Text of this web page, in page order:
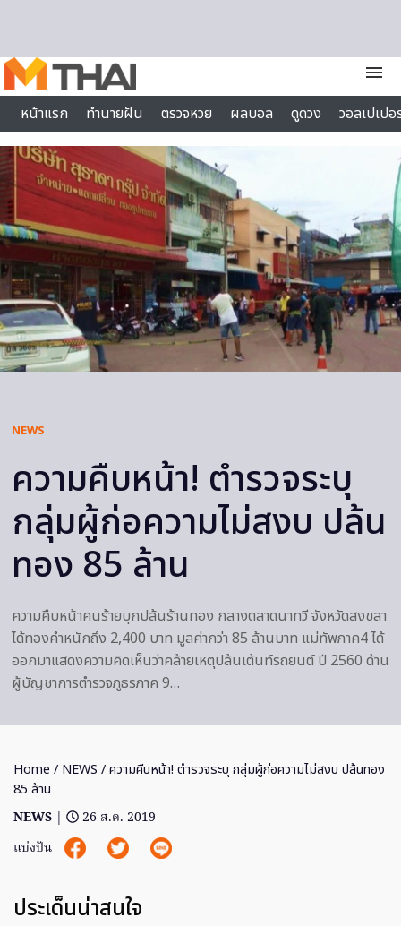
menu
หน้าแรก
ทำนายฝัน ตรวจหวย ผลบอล ดูดวง
วอลเปเป
ไลฟ์สไตล์
NEWS
ความคืบหน้า! ตำรวจระบุ
กลุ่มผู้ก่อความไม่สงบ ปล้น
ทอง 85 ล้าน
ความคืบหน้าคนร้ายบุกปล้นร้านทอง กลางตลาดนาทวี จังหวัดสงขลา
ได้ทองคำหนักถึง 2,400 บาท มูลค่ากว่า 85 ล้านบาท แม่ทัพภาค4 ได้
ออกมาแสดงความคิดเห็นว่าคล้ายเหตุปล้นเต้นท์รถยนต์ ปี 2560 ด้าน
ผู้บัญชาการตำรวจภูธรภาค 9…
Home / NEWS / ความคืบหน้า! ตำรวจระบุ กลุ่มผู้ก่อความไม่สงบ ปล้นทอง
85 ล้าน
NEWS |
26 ส.ค. 2019
แบ่งปัน
ประเด็นน่าสนใจ